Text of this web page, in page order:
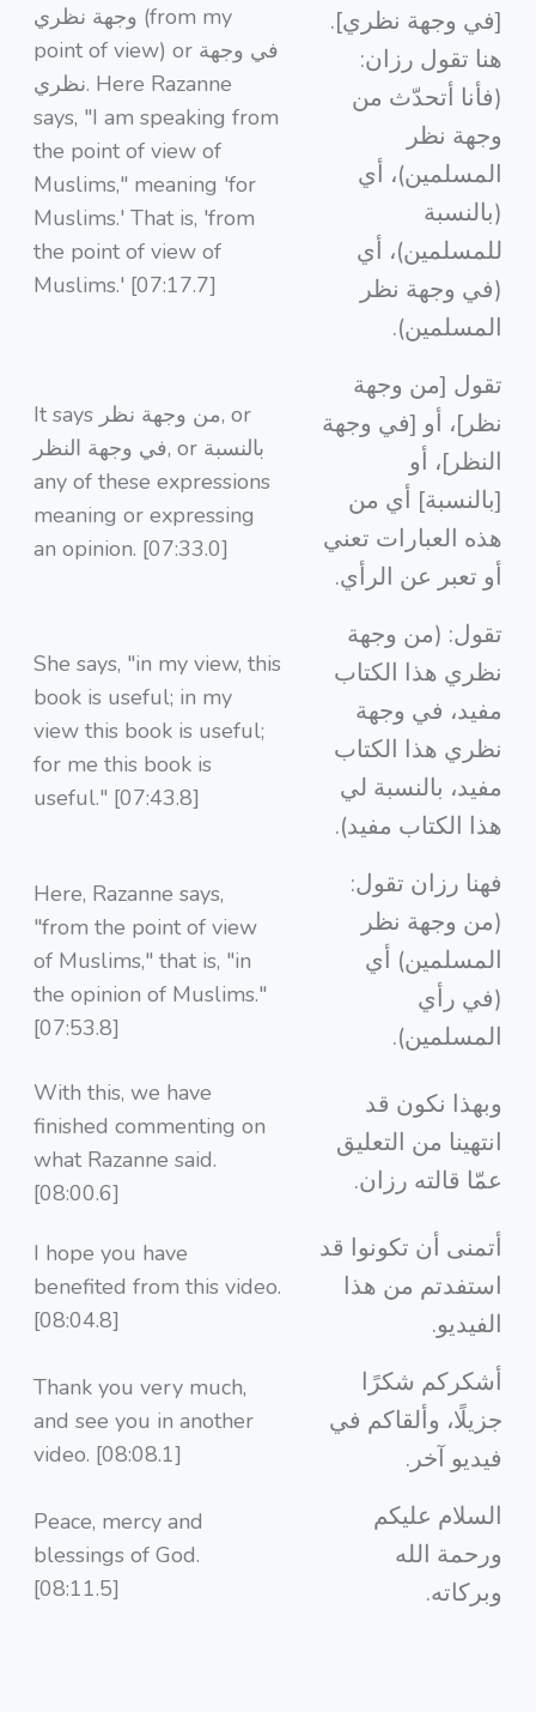
وجهة نظري (from my
point of view) or في وجهة
نظري. Here Razanne
says, "I am speaking from
the point of view of
Muslims," meaning 'for
Muslims.' That is, 'from
the point of view of
Muslims.' [07:17.7]
[في وجهة نظري].
هنا تقول رزان:
(فأنا أتحدّث من
وجهة نظر
المسلمين)، أي
(بالنسبة
للمسلمين)، أي
(في وجهة نظر
المسلمين).
It says من وجهة نظر, or
في وجهة النظر, or بالنسبة
any of these expressions
meaning or expressing
an opinion. [07:33.0]
تقول [من وجهة
نظر]، أو [في وجهة
النظر]، أو
[بالنسبة] أي من
هذه العبارات تعني
أو تعبر عن الرأي.
She says, "in my view, this
book is useful; in my
view this book is useful;
for me this book is
useful." [07:43.8]
تقول: (من وجهة
نظري هذا الكتاب
مفيد، في وجهة
نظري هذا الكتاب
مفيد، بالنسبة لي
هذا الكتاب مفيد).
Here, Razanne says,
"from the point of view
of Muslims," that is, "in
the opinion of Muslims."
[07:53.8]
فهنا رزان تقول:
(من وجهة نظر
المسلمين) أي
(في رأي
المسلمين).
With this, we have
finished commenting on
what Razanne said.
[08:00.6]
وبهذا نكون قد
انتهينا من التعليق
عمّا قالته رزان.
I hope you have
benefited from this video.
[08:04.8]
أتمنى أن تكونوا قد
استفدتم من هذا
الفيديو.
Thank you very much,
and see you in another
video. [08:08.1]
أشكركم شكرًا
جزيلًا، وألقاكم في
فيديو آخر.
Peace, mercy and
blessings of God.
[08:11.5]
السلام عليكم
ورحمة الله
وبركاته.